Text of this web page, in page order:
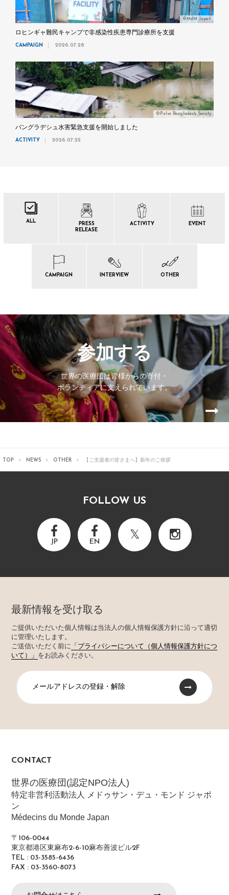
©MdM Japan
ロヒンギャ難民キャンプで非感染性疾患専門診療所を支援
CAMPAIGN 2026.07.28
©Pulse Bangladesh Society
バングラデシュ水害緊急支援を開始しました
ACTIVITY 2026.07.22
ALL
PRESS
RELEASE
ACTIVITY EVENT
CAMPAIGN INTERVIEW OTHER
参加する
世界の医療団は皆様からの寄付・
ボランティアに支えられています。
TOP NEWS OTHER 【ご支援者の皆さまへ】新年のご挨拶
FOLLOW US
JP EN
最新情報を受け取る
ご提供いただいた個人情報は当法人の個人情報保護方針に沿って適切
に管理いたします。
ご送信いただく前に
「プライバシーについて（個人情報保護方針につ
いて）」 をお読みください。
メールアドレスの登録・解除
CONTACT
世界の医療団(認定NPO法人)
特定非営利活動法人 メドゥサン・デュ・モンド ジャポ
ン
Médecins du Monde Japan
〒106-0044
東京都港区東麻布2-6-10麻布善波ビル2F
TEL : 03-3585-6436
FAX : 03-3560-8073